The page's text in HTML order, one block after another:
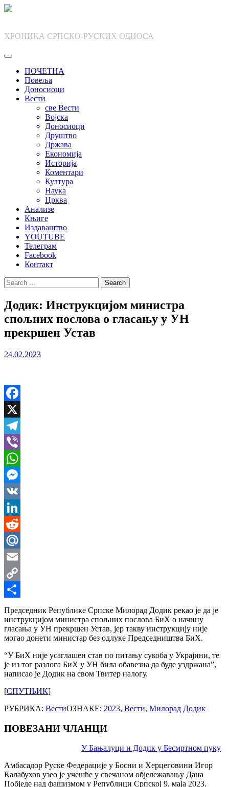
Skip
ХРОНИКА СРПСКО-РУСКИХ ОДНОСА
ПОЧЕТНА
Повеља
Доносиоци
Вести
све Вести
Војска
Доносиоци
Друштво
Држава
Економија
Историја
Коментари
Култура
Наука
Црква
Анализе
Књиге
Издаваштво
YOUTUBE
Телеграм
Facebook
Контакт
Search
for:
Додик: Инструкцијом министра
спољних послова о гласању у УН
прекршен Устав
24.02.2023
Facebook
X
Telegram
Viber
WhatsApp
Messenger
VK
LinkedIn
Reddit
Mail.Ru
Email
Copy
Link
Share
Председник Републике Српске Милорад Додик рекао је да је
инструкцијом министра спољних послова БиХ о начину
гласања у УН прекршен Устав, јер такву инструкцију није
могао донети министар без одлуке Председништва БиХ.
“У БиХ није усаглашен став по питању сукоба у Украјини, те
је из тог разлога БиХ у УН била обавезна да буде уздржана”,
написао је Додик на свом Твитер налогу.
[СПУТЊИК]
РУБРИКА: ВестиОЗНАКЕ: 2023, Вести, Милорад Додик
ПОВЕЗАНИ ЧЛАНЦИ
У Бањалуци и Додик у Бесмртном пуку
Амбасадор Руске Федерације у Босни и Херцеговини Игор
Калабухов узео је учешће у свечаном објележавању Дана
Побједе над фашизмом у Републици Српској 9. маја 2023.
navigation